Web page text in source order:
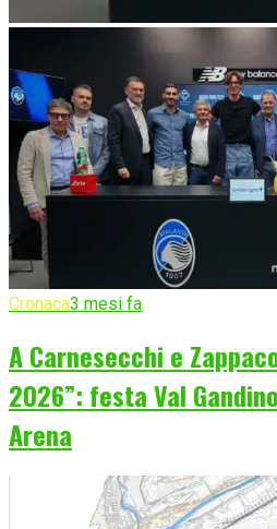
Cronaca3 mesi fa
A Carnesecchi e
2026”: festa Val
Arena